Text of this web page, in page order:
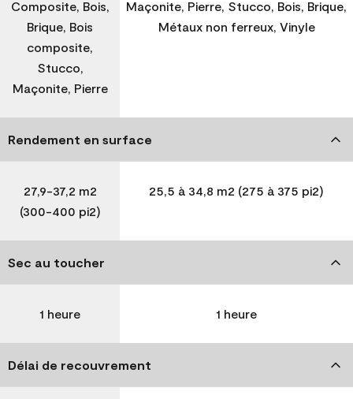
Composite, Bois,
Brique, Bois
composite,
Stucco,
Maçonite, Pierre
Maçonite, Pierre, Stucco, Bois, Brique,
Métaux non ferreux, Vinyle
Rendement en surface
27,9-37,2 m2
(300-400 pi2)
25,5 à 34,8 m2 (275 à 375 pi2)
Sec au toucher
1 heure 1 heure
Délai de recouvrement